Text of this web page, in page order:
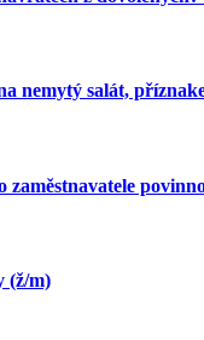
nemytý salát,
(ž/m)